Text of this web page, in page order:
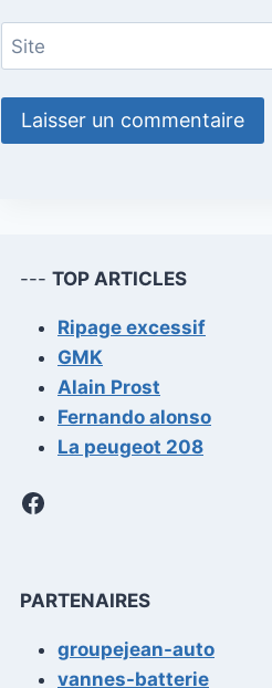
Site
--- TOP ARTICLES
Ripage excessif
GMK
Alain Prost
Fernando alonso
La peugeot 208
Facebook
PARTENAIRES
groupejean-auto
vannes-batterie